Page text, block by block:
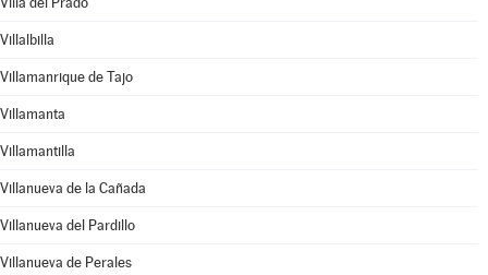
Villalbilla
Villamanrique de Tajo
Villamanta
Villamantilla
Villanueva de la Cañada
Villanueva del Pardillo
Villanueva de Perales